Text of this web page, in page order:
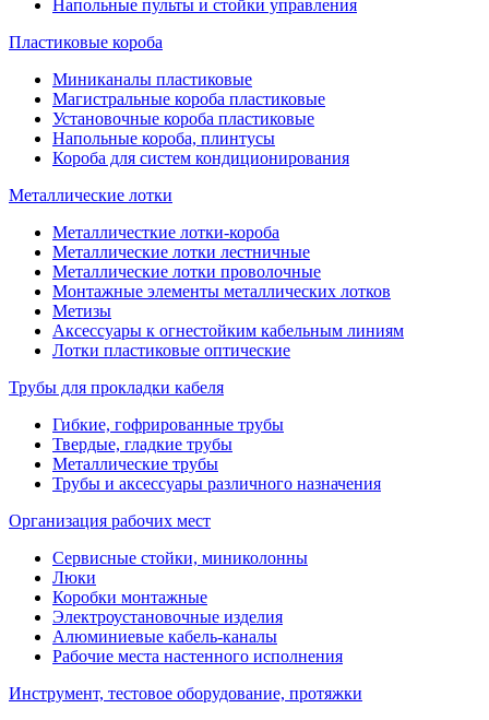
Напольные пульты и стойки управления
Пластиковые короба
Миниканалы пластиковые
Магистральные короба пластиковые
Установочные короба пластиковые
Напольные короба, плинтусы
Короба для систем кондиционирования
Металлические лотки
Металличесткие лотки-короба
Металлические лотки лестничные
Металлические лотки проволочные
Монтажные элементы металлических лотков
Метизы
Аксессуары к огнестойким кабельным линиям
Лотки пластиковые оптические
Трубы для прокладки кабеля
Гибкие, гофрированные трубы
Твердые, гладкие трубы
Металлические трубы
Трубы и аксессуары различного назначения
Организация рабочих мест
Сервисные стойки, миниколонны
Люки
Коробки монтажные
Электроустановочные изделия
Алюминиевые кабель-каналы
Рабочие места настенного исполнения
Инструмент, тестовое оборудование, протяжки